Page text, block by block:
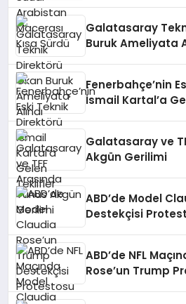
Galatasaray
Buruk Ameliyata
Fenerbahçe’nin
İsmail Kartal’a
Galatasaray ve
Akgün Gerilimi
ABD’de Model
Destekçisi
ABD’de NFL
Rose’un Trump